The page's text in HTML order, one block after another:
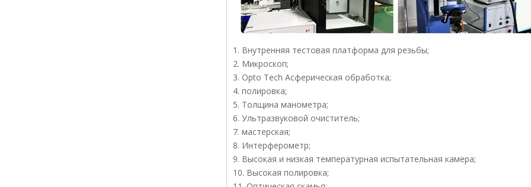
1. Внутренняя тестовая платформа для резьбы;
2. Микроскоп;
3. Opto Tech Асферическая обработка;
4. полировка;
5. Толщина манометра;
6. Ультразвуковой очиститель;
7. мастерская;
8. Интерферометр;
9. Высокая и низкая температурная испытательная камера;
10. Высокая полировка;